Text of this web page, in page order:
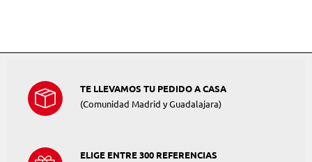
TE LLEVAMOS TU PEDIDO A CASA
(Comunidad Madrid y Guadalajara)
ELIGE ENTRE 300 REFERENCIAS